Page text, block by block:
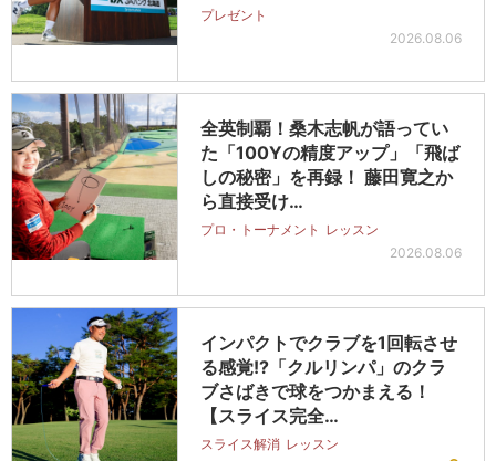
プレゼント
2026.08.06
全英制覇！桑木志帆が語ってい
た「100Yの精度アップ」「飛ば
しの秘密」を再録！ 藤田寛之か
ら直接受け…
プロ・トーナメント レッスン
2026.08.06
インパクトでクラブを1回転させ
る感覚!?「クルリンパ」のクラ
ブさばきで球をつかまえる！
【スライス完全…
スライス解消 レッスン